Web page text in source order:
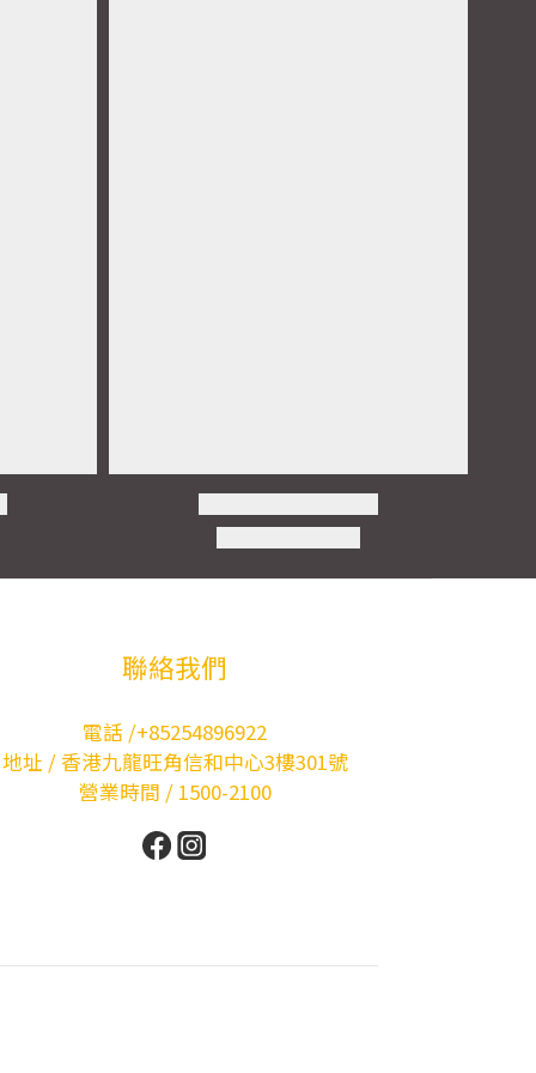
聯絡我們
電話 /+85254896922
地址 / 香港九龍旺角信和中心3樓301號
營業時間 / 1500-2100